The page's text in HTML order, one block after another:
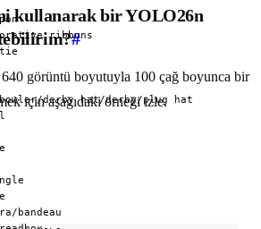
kullanarak bir YOLO26n
#
görüntü boyutuyla 100 çağ boyunca bir
için aşağıdaki örneği izle.